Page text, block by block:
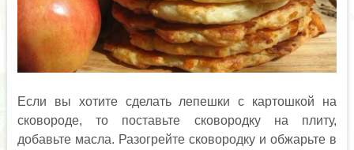
Если вы хотите сделать лепешки с картошкой на
сковороде, то поставьте сковородку на плиту,
добавьте масла. Разогрейте сковородку и обжарьте в